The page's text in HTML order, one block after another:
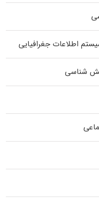
اطلاعات جغرافیایی
شناسی